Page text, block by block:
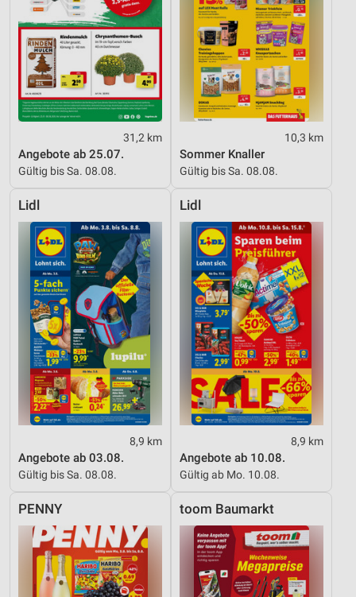
31,2 km
Angebote ab 25.07.
Gültig bis Sa. 08.08.
10,3 km
Sommer Knaller
Gültig bis Sa. 08.08.
Lidl
8,9 km
Angebote ab 03.08.
Gültig bis Sa. 08.08.
Lidl
8,9 km
Angebote ab 10.08.
Gültig ab Mo. 10.08.
PENNY toom Baumarkt